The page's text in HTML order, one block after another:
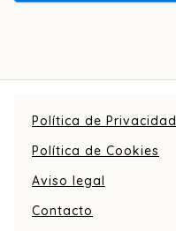
Política de Privacidad
Política de Cookies
Aviso legal
Contacto